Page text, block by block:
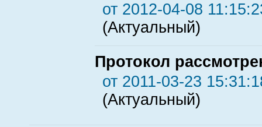
от 2012-04-08
(Актуальный)
Протокол
от 2011-03-23
(Актуальный)